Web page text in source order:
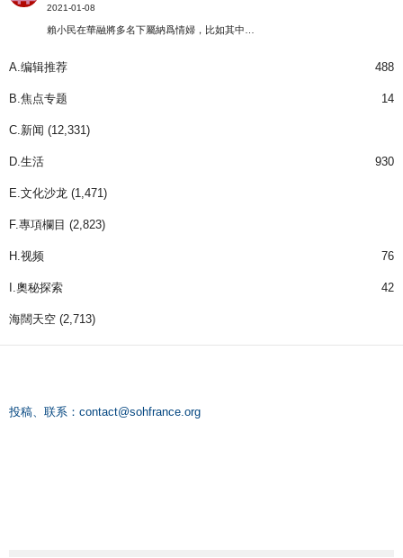
2021-01-08
賴小民在華融將多名下屬納爲情婦，比如其中…
A.编辑推荐 488
B.焦点专题 14
C.新闻 (12,331)
D.生活 930
E.文化沙龙 (1,471)
F.專項欄目 (2,823)
H.视频 76
I.奧秘探索 42
海闊天空 (2,713)
投稿、联系： contact@sohfrance.org